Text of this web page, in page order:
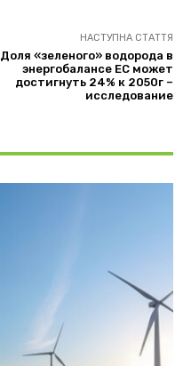
НАСТУПНА СТАТТЯ
Доля «зеленого» водорода в
энергобалансе ЕС может
достигнуть 24% к 2050г –
исследование